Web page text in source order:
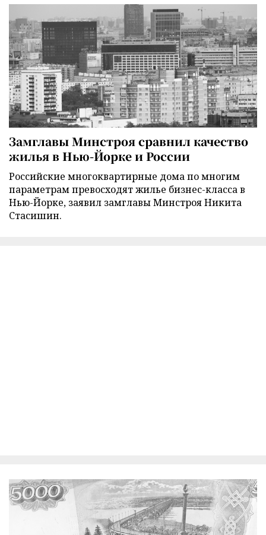
Замглавы Минстроя сравнил качество
жилья в Нью-Йорке и России
Российские многоквартирные дома по многим
параметрам превосходят жилье бизнес-класса в
Нью-Йорке, заявил замглавы Минстроя Никита
Стасишин.